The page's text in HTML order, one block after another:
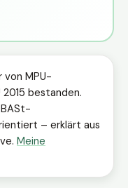
von MPU-
2015 bestanden.
– erklärt aus
Meine